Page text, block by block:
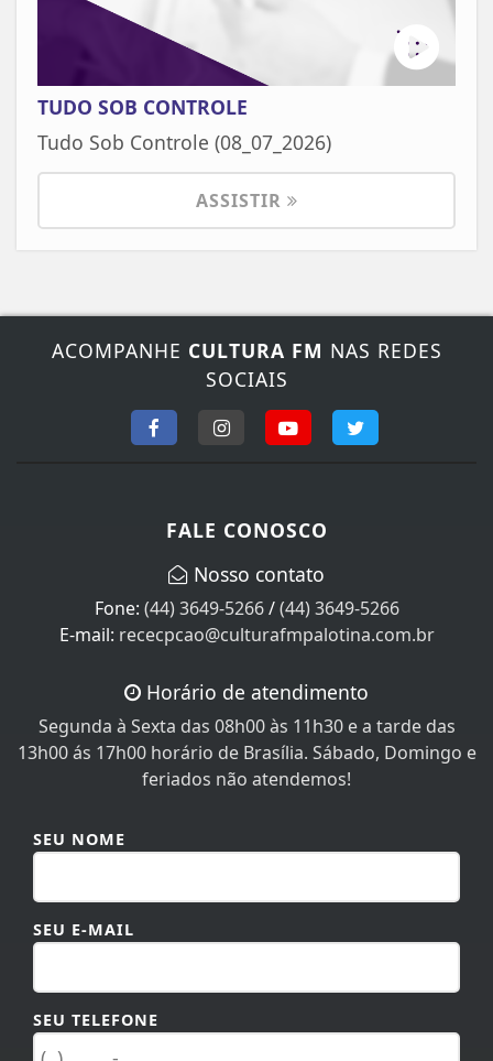
TUDO SOB CONTROLE
Tudo Sob Controle (08_07_2026)
ASSISTIR
ACOMPANHE CULTURA FM NAS REDES
SOCIAIS
FALE CONOSCO
Nosso contato
Fone: (44) 3649-5266/(44) 3649-5266
E-mail: rececpcao@culturafmpalotina.com.br
Horário de atendimento
Segunda à Sexta das 08h00 às 11h30 e a tarde das
13h00 ás 17h00 horário de Brasília. Sábado, Domingo e
feriados não atendemos!
SEU NOME
SEU E-MAIL
SEU TELEFONE